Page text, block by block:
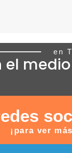
en
el
¡para ver